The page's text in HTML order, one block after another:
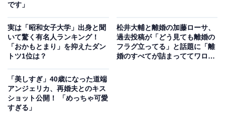
です」
実は「昭和女子大学」出身と聞
いて驚く有名人ランキング！
「おかもとまり」を抑えたダン
トツ1位は？
松井大輔と離婚の加藤ローサ、
過去投稿が「どう見ても離婚の
フラグ立ってる」と話題に「離
婚のすべてが詰まっててワロ
「美しすぎ」40歳になった道端
アンジェリカ、再婚夫とのキス
ショット公開！ 「めっちゃ可愛
すぎる」